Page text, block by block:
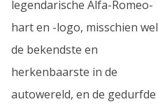
legendarische Alfa-Romeo-
hart en -logo, misschien wel
de bekendste en
herkenbaarste in de
autowereld, en de gedurfde